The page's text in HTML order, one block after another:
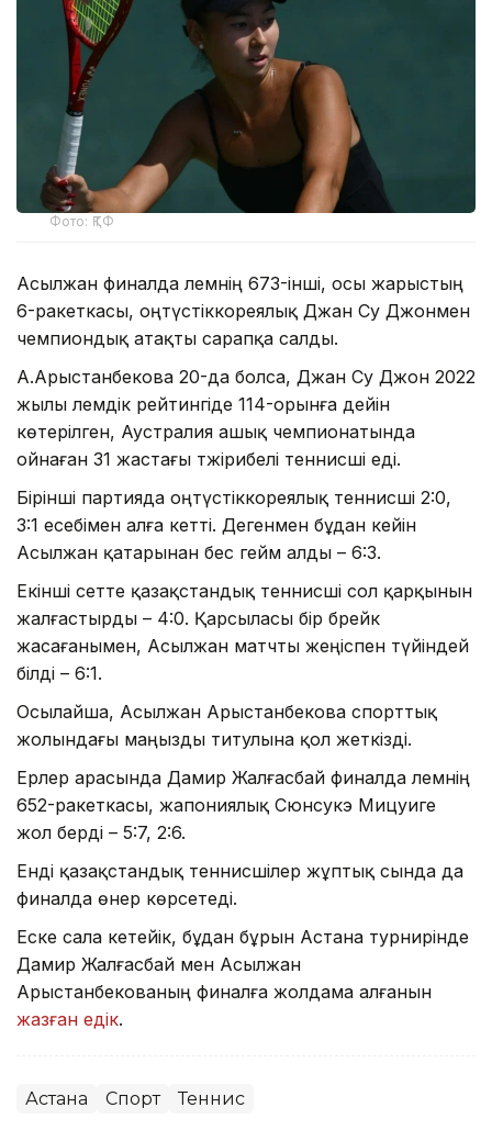
Фото: ҚТФ
Асылжан финалда әлемнің 673-інші, осы жарыстың
6-ракеткасы, оңтүстіккореялық Джан Су Джонмен
чемпиондық атақты сарапқа салды.
А.Арыстанбекова 20-да болса, Джан Су Джон 2022
жылы әлемдік рейтингіде 114-орынға дейін
көтерілген, Аустралия ашық чемпионатында
ойнаған 31 жастағы тәжірибелі теннисші еді.
Бірінші партияда оңтүстіккореялық теннисші 2:0,
3:1 есебімен алға кетті. Дегенмен бұдан кейін
Асылжан қатарынан бес гейм алды – 6:3.
Екінші сетте қазақстандық теннисші сол қарқынын
жалғастырды – 4:0. Қарсыласы бір брейк
жасағанымен, Асылжан матчты жеңіспен түйіндей
білді – 6:1.
Осылайша, Асылжан Арыстанбекова спорттық
жолындағы маңызды титулына қол жеткізді.
Ерлер арасында Дамир Жалғасбай финалда әлемнің
652-ракеткасы, жапониялық Сюнсукэ Мицуиге
жол берді – 5:7, 2:6.
Енді қазақстандық теннисшілер жұптық сында да
финалда өнер көрсетеді.
Еске сала кетейік, бұдан бұрын Астана турнирінде
Дамир Жалғасбай мен Асылжан
Арыстанбекованың финалға жолдама алғанын
жазған едік.
Астана Спорт Теннис